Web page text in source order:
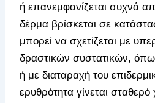
ή επανεμφανίζεται συχνά
δέρμα βρίσκεται σε
μπορεί να σχετίζεται με
δραστικών συστατικών,
ή με διαταραχή του
ερυθρότητα γίνεται σταθερό